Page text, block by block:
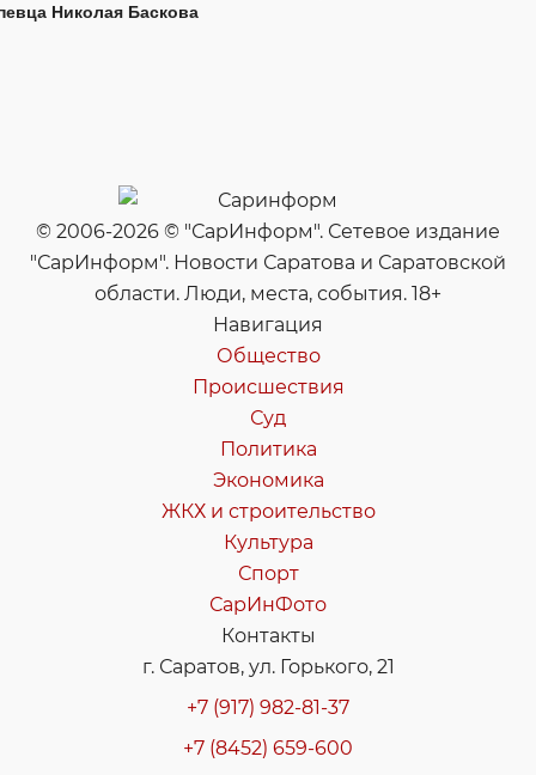
Николая Баскова
© 2006-2026 © "СарИнформ". Сетевое издание
"СарИнформ". Новости Саратова и Саратовской
области. Люди, места, события. 18+
Навигация
Общество
Происшествия
Суд
Политика
Экономика
ЖКХ и строительство
Культура
Спорт
СарИнФото
Контакты
г. Саратов, ул. Горького, 21
+7 (917) 982-81-37
+7 (8452) 659-600